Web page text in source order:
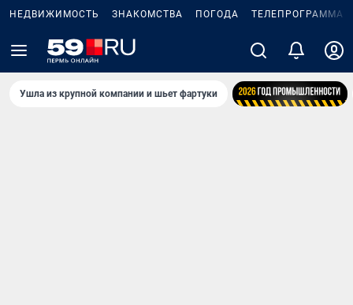
НЕДВИЖИМОСТЬ ЗНАКОМСТВА ПОГОДА ТЕЛЕПРОГРАММА
Ушла из крупной компании и шьет фартуки